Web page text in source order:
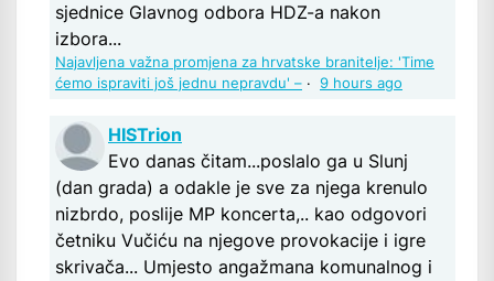
sjednice Glavnog odbora HDZ-a nakon
izbora...
Najavljena važna promjena za hrvatske branitelje: 'Time
ćemo ispraviti još jednu nepravdu' – · 9 hours ago
HISTrion
Evo danas čitam...poslalo ga u Slunj
(dan grada) a odakle je sve za njega krenulo
nizbrdo, poslije MP koncerta,.. kao odgovori
četniku Vučiću na njegove provokacije i igre
skrivača... Umjesto angažmana komunalnog i